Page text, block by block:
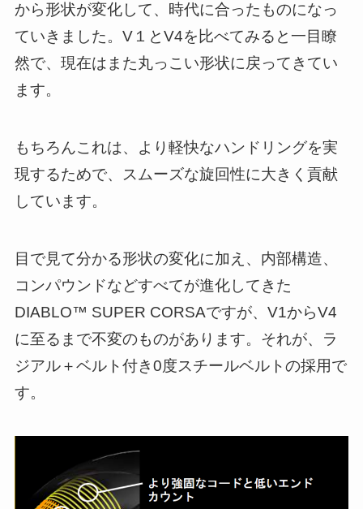
から形状が変化して、時代に合ったものになっ
ていきました。V１とV4を比べてみると一目瞭
然で、現在はまた丸っこい形状に戻ってきてい
ます。
もちろんこれは、より軽快なハンドリングを実
現するためで、スムーズな旋回性に大きく貢献
しています。
目で見て分かる形状の変化に加え、内部構造、
コンパウンドなどすべてが進化してきた
DIABLO™ SUPER CORSAですが、V1からV4
に至るまで不変のものがあります。それが、ラ
ジアル＋ベルト付き0度スチールベルトの採用で
す。